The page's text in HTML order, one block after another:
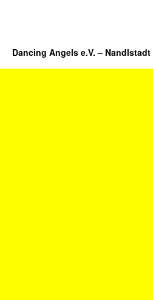
Dancing Angels e.V. – Nandlstadt